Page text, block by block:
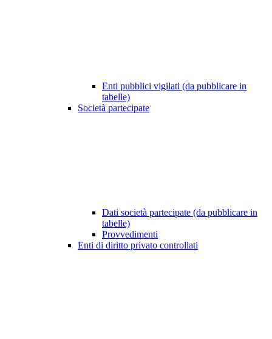
Enti pubblici vigilati (da pubblicare in
tabelle)
Società partecipate
Dati società partecipate (da pubblicare in
tabelle)
Provvedimenti
Enti di diritto privato controllati